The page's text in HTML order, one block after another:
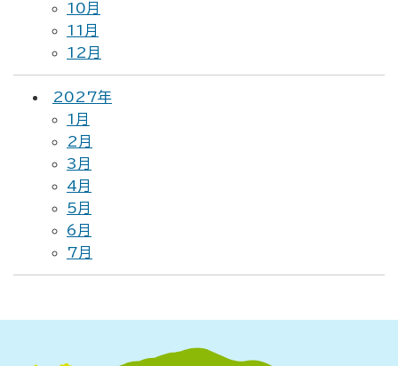
10月
11月
12月
2027年
1月
2月
3月
4月
5月
6月
7月